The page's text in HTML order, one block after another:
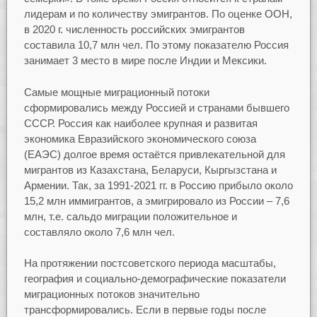
лидерам и по количеству эмигрантов. По оценке ООН,
в 2020 г. численность российских эмигрантов
составила 10,7 млн чел. По этому показателю Россия
занимает 3 место в мире после Индии и Мексики.
Самые мощные миграционный потоки
сформировались между Россией и странами бывшего
СССР. Россия как наиболее крупная и развитая
экономика Евразийского экономического союза
(ЕАЭС) долгое время остаётся привлекательной для
мигрантов из Казахстана, Беларуси, Кыргызстана и
Армении. Так, за 1991-2021 гг. в Россию прибыло около
15,2 млн иммигрантов, а эмигрировало из России – 7,6
млн, т.е. сальдо миграции положительное и
составляло около 7,6 млн чел.
На протяжении постсоветского периода масштабы,
география и социально-демографические показатели
миграционных потоков значительно
трансформировались. Если в первые годы после